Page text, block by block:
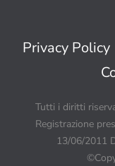
Privacy Policy
Tutti i diritti
Registrazione
13/06/2011